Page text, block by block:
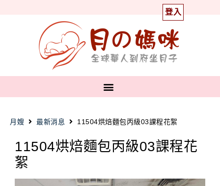
登入
月嫂 最新消息 11504烘焙麵包丙級03課程花絮
11504烘焙麵包丙級03課程花
絮